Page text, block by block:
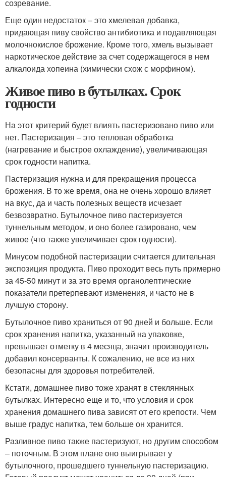
созревание.
Еще один недостаток – это хмелевая добавка,
придающая пиву свойство антибиотика и подавляющая
молочнокислое брожение. Кроме того, хмель вызывает
наркотическое действие за счет содержащегося в нем
алкалоида хопеина (химически схож с морфином).
Живое пиво в бутылках. Срок
годности
На этот критерий будет влиять пастеризовано пиво или
нет. Пастеризация – это тепловая обработка
(нагревание и быстрое охлаждение), увеличивающая
срок годности напитка.
Пастеризация нужна и для прекращения процесса
брожения. В то же время, она не очень хорошо влияет
на вкус, да и часть полезных веществ исчезает
безвозвратно. Бутылочное пиво пастеризуется
туннельным методом, и оно более газировано, чем
живое (что также увеличивает срок годности).
Минусом подобной пастеризации считается длительная
экспозиция продукта. Пиво проходит весь путь примерно
за 45-50 минут и за это время органолептические
показатели претерпевают изменения, и часто не в
лучшую сторону.
Бутылочное пиво храниться от 90 дней и больше. Если
срок хранения напитка, указанный на упаковке,
превышает отметку в 4 месяца, значит производитель
добавил консерванты. К сожалению, не все из них
безопасны для здоровья потребителей.
Кстати, домашнее пиво тоже хранят в стеклянных
бутылках. Интересно еще и то, что условия и срок
хранения домашнего пива зависят от его крепости. Чем
выше градус напитка, тем больше он хранится.
Разливное пиво также пастеризуют, но другим способом
– поточным. В этом плане оно выигрывает у
бутылочного, прошедшего туннельную пастеризацию.